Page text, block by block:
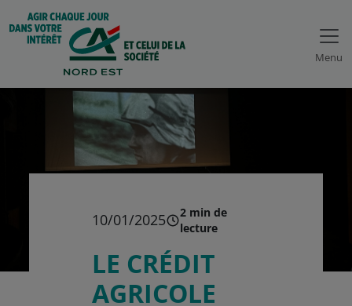
Menu
10/01/2025
2 min de
lecture
LE CRÉDIT
AGRICOLE